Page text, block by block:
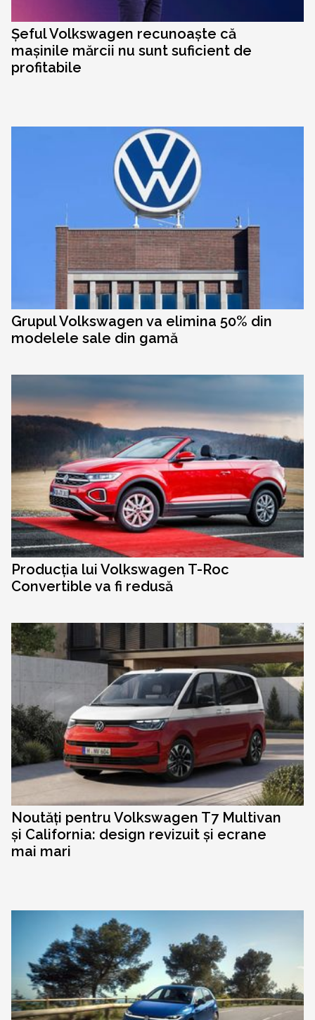
Șeful Volkswagen recunoaște că
mașinile mărcii nu sunt suficient de
profitabile
Grupul Volkswagen va elimina 50% din
modelele sale din gamă
Producția lui Volkswagen T-Roc
Convertible va fi redusă
Noutăți pentru Volkswagen T7 Multivan
și California: design revizuit și ecrane
mai mari